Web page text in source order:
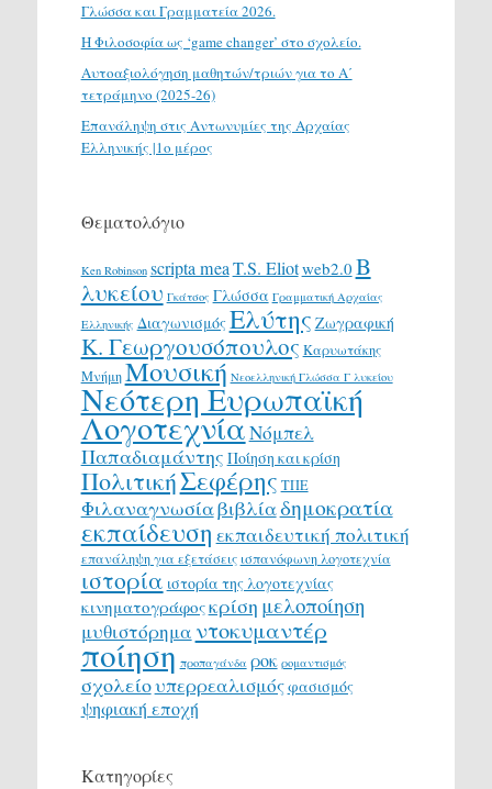
Γλώσσα και Γραμματεία 2026.
H Φιλοσοφία ως ‘game changer’ στο σχολείο.
Αυτοαξιολόγηση μαθητών/τριών για το Α΄
τετράμηνο (2025-26)
Επανάληψη στις Αντωνυμίες της Αρχαίας
Ελληνικής |1ο μέρος
Θεματολόγιο
Ken Robinson scripta meaT.S. Eliotweb2.0 Β
λυκείου Γκάτσος Γλώσσα Γραμματική Αρχαίας
Ελληνικής ΔιαγωνισμόςΕλύτης Ζωγραφική
Κ. Γεωργουσόπουλος Καρυωτάκης
ΜνήμηΜουσική Νεοελληνική Γλώσσα Γ λυκείου
Νεότερη Ευρωπαϊκή
ΛογοτεχνίαΝόμπελ
Παπαδιαμάντης Ποίηση και κρίση
ΠολιτικήΣεφέρης ΤΠΕ
Φιλαναγνωσίαβιβλίαδημοκρατία
εκπαίδευση εκπαιδευτική πολιτική
επανάληψη για εξετάσεις ισπανόφωνη λογοτεχνία
ιστορία ιστορία της λογοτεχνίας
κινηματογράφοςκρίση μελοποίηση
μυθιστόρημα ντοκυμαντέρ
ποίηση προπαγάνδα ροκ ρομαντισμός
σχολείουπερρεαλισμόςφασισμός
ψηφιακή εποχή
Κατηγορίες